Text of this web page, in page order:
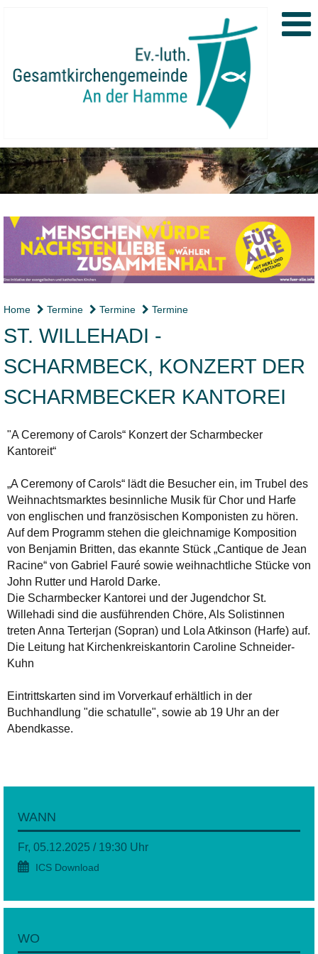
Home Termine Termine Termine
ST. WILLEHADI -
SCHARMBECK, KONZERT DER
SCHARMBECKER KANTOREI
"A Ceremony of Carols“ Konzert der Scharmbecker
Kantoreit“
„A Ceremony of Carols“ lädt die Besucher ein, im Trubel des
Weihnachtsmarktes besinnliche Musik für Chor und Harfe
von englischen und französischen Komponisten zu hören.
Auf dem Programm stehen die gleichnamige Komposition
von Benjamin Britten, das ekannte Stück „Cantique de Jean
Racine“ von Gabriel Fauré sowie weihnachtliche Stücke von
John Rutter und Harold Darke.
Die Scharmbecker Kantorei und der Jugendchor St.
Willehadi sind die ausführenden Chöre, Als Solistinnen
treten Anna Terterjan (Sopran) und Lola Atkinson (Harfe) auf.
Die Leitung hat Kirchenkreiskantorin Caroline Schneider-
Kuhn
Eintrittskarten sind im Vorverkauf erhältlich in der
Buchhandlung "die schatulle", sowie ab 19 Uhr an der
Abendkasse.
WANN
Fr, 05.12.2025 / 19:30 Uhr
ICS Download
WO